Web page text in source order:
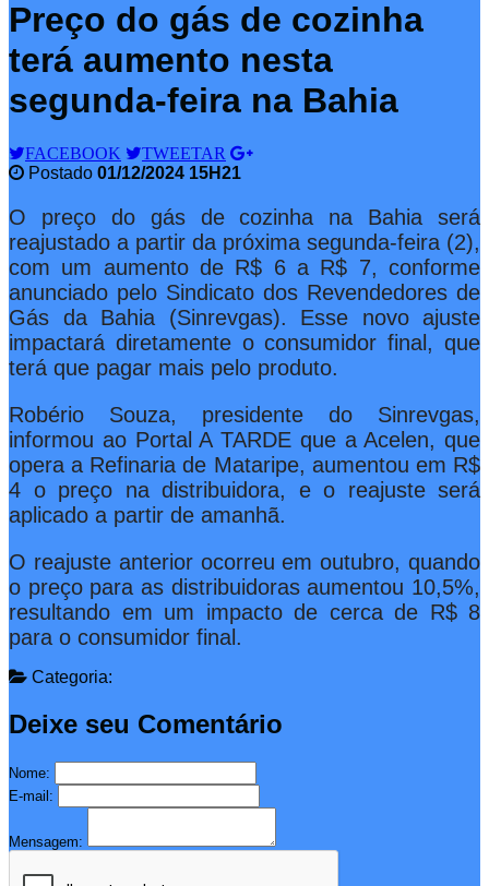
Preço do gás de cozinha
terá aumento nesta
segunda-feira na Bahia
FACEBOOK
TWEETAR
Postado 01/12/2024 15H21
O preço do gás de cozinha na Bahia será
reajustado a partir da próxima segunda-feira (2),
com um aumento de R$ 6 a R$ 7, conforme
anunciado pelo Sindicato dos Revendedores de
Gás da Bahia (Sinrevgas). Esse novo ajuste
impactará diretamente o consumidor final, que
terá que pagar mais pelo produto.
Robério Souza, presidente do Sinrevgas,
informou ao Portal A TARDE que a Acelen, que
opera a Refinaria de Mataripe, aumentou em R$
4 o preço na distribuidora, e o reajuste será
aplicado a partir de amanhã.
O reajuste anterior ocorreu em outubro, quando
o preço para as distribuidoras aumentou 10,5%,
resultando em um impacto de cerca de R$ 8
para o consumidor final.
Categoria:
Deixe seu Comentário
Nome:
E-mail:
Mensagem: